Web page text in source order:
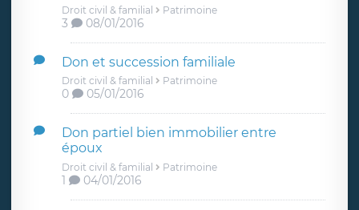
Droit civil & familial Patrimoine
3 08/01/2016
Don et succession familiale
Droit civil & familial Patrimoine
0 05/01/2016
Don partiel bien immobilier entre
époux
Droit civil & familial Patrimoine
1 04/01/2016